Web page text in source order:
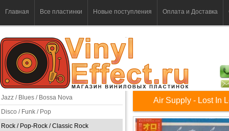
Главная Все пластинки Новые поступления Оплата и Доставка
Jazz / Blues / Bossa Nova
Disco / Funk / Pop
Rock / Pop-Rock / Classic Rock
Air Supply - Lost In